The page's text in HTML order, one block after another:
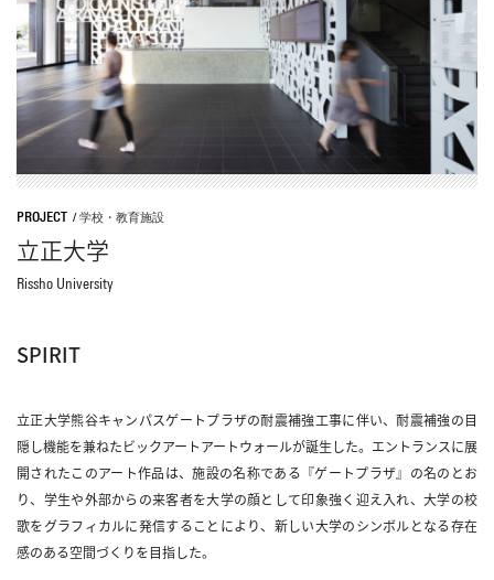
PROJECT /学校・教育施設
立正大学
Rissho University
SPIRIT
立正大学熊谷キャンパスゲートプラザの耐震補強工事に伴い、耐震補強の目
隠し機能を兼ねたビックアートアートウォールが誕生した。エントランスに展
開されたこのアート作品は、施設の名称である『ゲートプラザ』の名のとお
り、学生や外部からの来客者を大学の顔として印象強く迎え入れ、大学の校
歌をグラフィカルに発信することにより、新しい大学のシンボルとなる存在
感のある空間づくりを目指した。